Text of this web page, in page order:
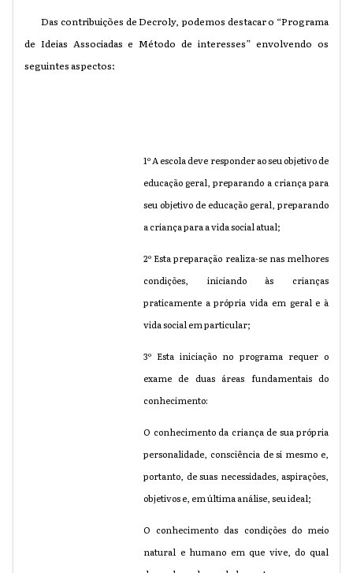
Das contribuições de Decroly, podemos destacar o “Programa
de Ideias Associadas e Método de interesses” envolvendo os
seguintes aspectos:
1º A escola deve responder ao seu objetivo de
educação geral, preparando a criança para
seu objetivo de educação geral, preparando
a criança para a vida social atual;
2º Esta preparação realiza-se nas melhores
condições, iniciando às crianças
praticamente a própria vida em geral e à
vida social em particular;
3º Esta iniciação no programa requer o
exame de duas áreas fundamentais do
conhecimento:
O conhecimento da criança de sua própria
personalidade, consciência de si mesmo e,
portanto, de suas necessidades, aspirações,
objetivos e, em última análise, seu ideal;
O conhecimento das condições do meio
natural e humano em que vive, do qual